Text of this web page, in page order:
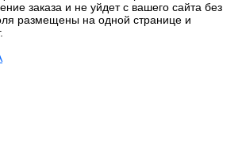
заказа и не уйдет с вашего сайта без
размещены на одной странице и